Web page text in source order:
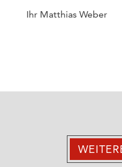
Ihr Matthias Weber